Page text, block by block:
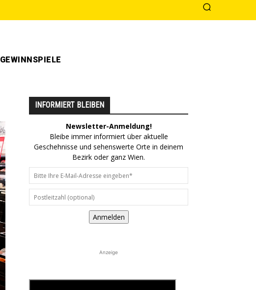
GEWINNSPIELE
INFORMIERT BLEIBEN
Newsletter-Anmeldung!
Bleibe immer informiert über aktuelle
Geschehnisse und sehenswerte Orte in deinem
Bezirk oder ganz Wien.
Anmelden
Anzeige